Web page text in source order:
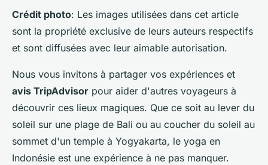
Crédit photo: Les images utilisées dans cet article
sont la propriété exclusive de leurs auteurs respectifs
et sont diffusées avec leur aimable autorisation.
Nous vous invitons à partager vos expériences et
avis TripAdvisor pour aider d'autres voyageurs à
découvrir ces lieux magiques. Que ce soit au lever du
soleil sur une plage de Bali ou au coucher du soleil au
sommet d'un temple à Yogyakarta, le yoga en
Indonésie est une expérience à ne pas manquer.